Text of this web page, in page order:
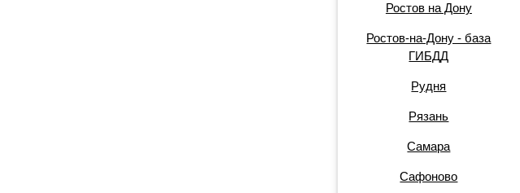
Ростов на Дону
Ростов-на-Дону - база
ГИБДД
Рудня
Рязань
Самара
Сафоново